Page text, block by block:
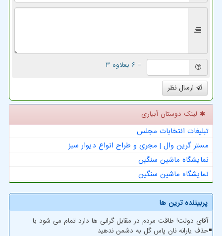
= ۶ بعلاوه ۳
ارسال نظر
لینک دوستان آبیاری
تبلیغات انتخابات مجلس
مستر گرین وال | مجری و طراح انواع دیوار سبز
نمایشگاه ماشین سنگین
نمایشگاه ماشین سنگین
پربیننده ترین ها
آقای دولت! طاقت مردم در مقابل گرانی ها دارد تمام می شود با
حذف یارانه نان پاس گل به دشمن ندهید